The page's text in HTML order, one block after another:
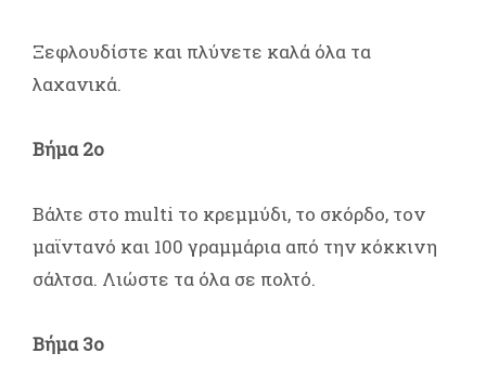
Ξεφλουδίστε και πλύνετε καλά όλα τα
λαχανικά.
Βήμα 2ο
Βάλτε στο multi το κρεμμύδι, το σκόρδο, τον
μαϊντανό και 100 γραμμάρια από την κόκκινη
σάλτσα. Λιώστε τα όλα σε πολτό.
Βήμα 3ο